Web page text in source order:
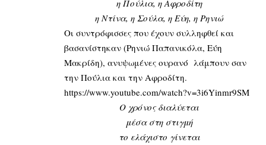
η Πούλια, η Αφροδίτη
η Ντίνα, η Σούλα, η Εύη, η Ρηνιώ
Οι συντρόφισσες που έχουν συλληφθεί και
βασανίστηκαν (Ρηνιώ Παπανικόλα, Εύη
Μακρίδη), ανυψωμένες ουρανό λάμπουν σαν
την Πούλια και την Αφροδίτη.
https://www.youtube.com/watch?v=3i6Yinmr9SM
Ο χρόνος διαλύεται
μέσα στη στιγμή
το ελάχιστο γίνεται